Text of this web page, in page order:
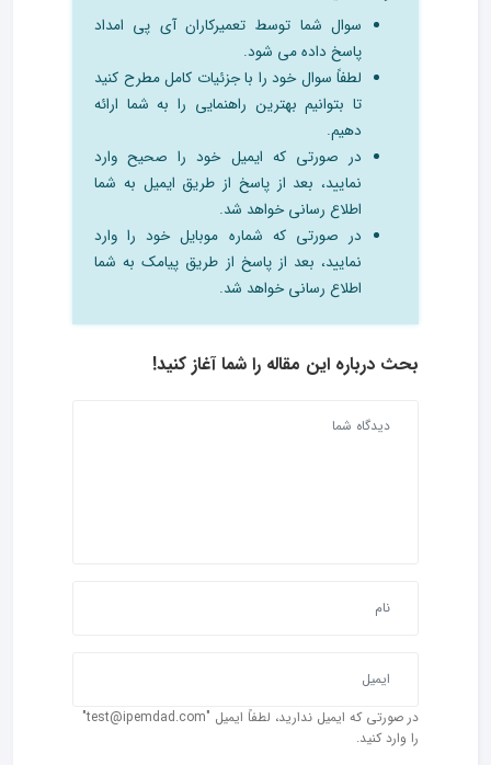
سوال شما توسط تعمیرکاران آی پی امداد
پاسخ داده می شود.
لطفاً سوال خود را با جزئیات کامل مطرح کنید
تا بتوانیم بهترین راهنمایی را به شما ارائه
دهیم.
در صورتی که ایمیل خود را صحیح وارد
نمایید، بعد از پاسخ از طریق ایمیل به شما
اطلاع رسانی خواهد شد.
در صورتی که شماره موبایل خود را وارد
نمایید، بعد از پاسخ از طریق پیامک به شما
اطلاع رسانی خواهد شد.
بحث درباره این مقاله را شما آغاز کنید!
در صورتی که ایمیل ندارید، لطفاً ایمیل "test@ipemdad.com"
را وارد کنید.